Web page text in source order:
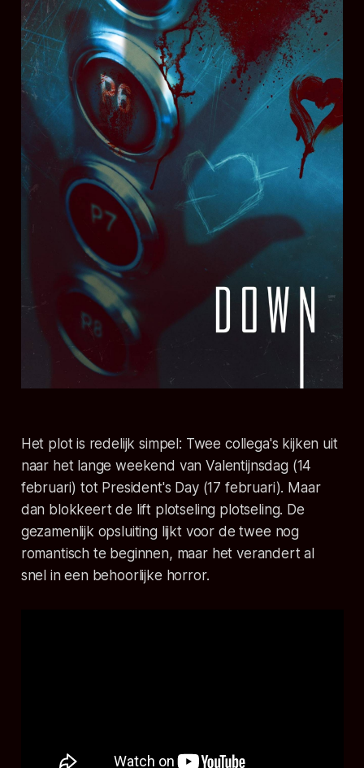
Het plot is redelijk simpel: Twee collega's kijken uit
naar het lange weekend van Valentijnsdag (14
februari) tot President's Day (17 februari). Maar
dan blokkeert de lift plotseling plotseling. De
gezamenlijk opsluiting lijkt voor de twee nog
romantisch te beginnen, maar het verandert al
snel in een behoorlijke horror.